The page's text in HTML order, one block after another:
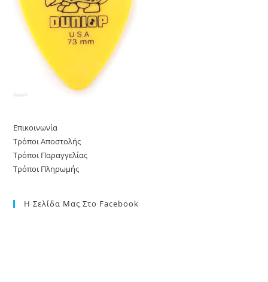
Επικοινωνία
Τρόποι Αποστολής
Τρόποι Παραγγελίας
Τρόποι Πληρωμής
Η Σελίδα Μας Στο Facebook